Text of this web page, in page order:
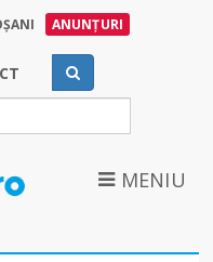
ANUNȚURI
MENIU